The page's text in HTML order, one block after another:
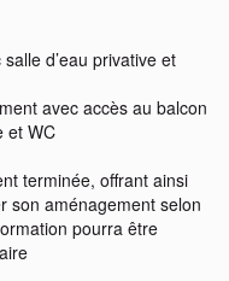
d’eau privative et
avec accès au balcon
et WC
terminée, offrant ainsi
son aménagement selon
pourra être